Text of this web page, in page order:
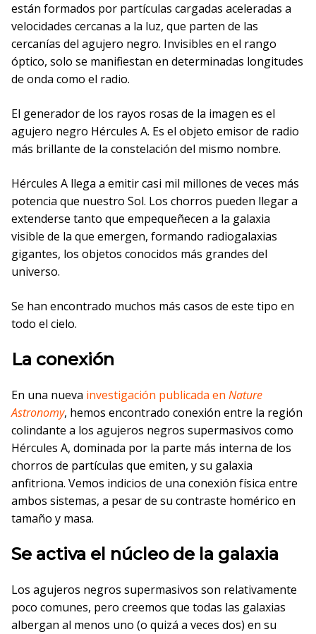
están formados por partículas cargadas aceleradas a
velocidades cercanas a la luz, que parten de las
cercanías del agujero negro. Invisibles en el rango
óptico, solo se manifiestan en determinadas longitudes
de onda como el radio.
El generador de los rayos rosas de la imagen es el
agujero negro Hércules A. Es el objeto emisor de radio
más brillante de la constelación del mismo nombre.
Hércules A llega a emitir casi mil millones de veces más
potencia que nuestro Sol. Los chorros pueden llegar a
extenderse tanto que empequeñecen a la galaxia
visible de la que emergen, formando radiogalaxias
gigantes, los objetos conocidos más grandes del
universo.
Se han encontrado muchos más casos de este tipo en
todo el cielo.
La conexión
En una nueva investigación publicada en Nature
Astronomy, hemos encontrado conexión entre la región
colindante a los agujeros negros supermasivos como
Hércules A, dominada por la parte más interna de los
chorros de partículas que emiten, y su galaxia
anfitriona. Vemos indicios de una conexión física entre
ambos sistemas, a pesar de su contraste homérico en
tamaño y masa.
Se activa el núcleo de la galaxia
Los agujeros negros supermasivos son relativamente
poco comunes, pero creemos que todas las galaxias
albergan al menos uno (o quizá a veces dos) en su